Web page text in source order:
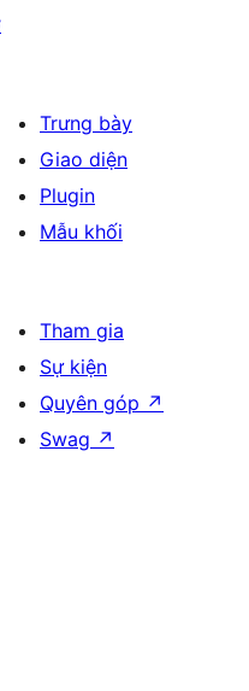
Trưng bày
Giao diện
Plugin
Mẫu khối
Tham gia
Sự kiện
Quyên góp ↗
Swag ↗